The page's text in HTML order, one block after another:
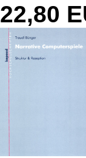
22,80